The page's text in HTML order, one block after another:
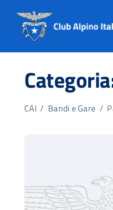
Salta
contento
principale
Salta
Salta
CAI/ Bandi e Gare /